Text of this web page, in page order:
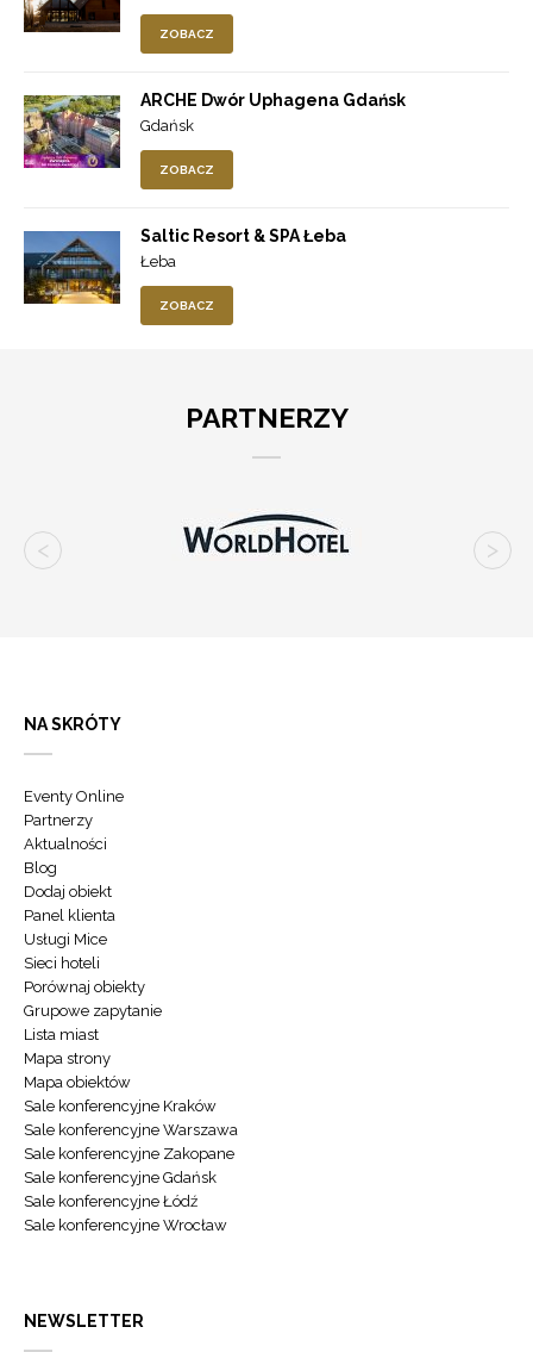
ZOBACZ
ARCHE Dwór Uphagena Gdańsk
Gdańsk
ZOBACZ
Saltic Resort & SPA Łeba
Łeba
ZOBACZ
PARTNERZY
NA SKRÓTY
Eventy Online
Partnerzy
Aktualności
Blog
Dodaj obiekt
Panel klienta
Usługi Mice
Sieci hoteli
Porównaj obiekty
Grupowe zapytanie
Lista miast
Mapa strony
Mapa obiektów
Sale konferencyjne Kraków
Sale konferencyjne Warszawa
Sale konferencyjne Zakopane
Sale konferencyjne Gdańsk
Sale konferencyjne Łódź
Sale konferencyjne Wrocław
NEWSLETTER